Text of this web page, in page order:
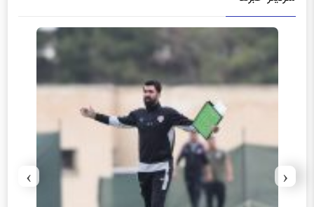
سرتیتر خبرها